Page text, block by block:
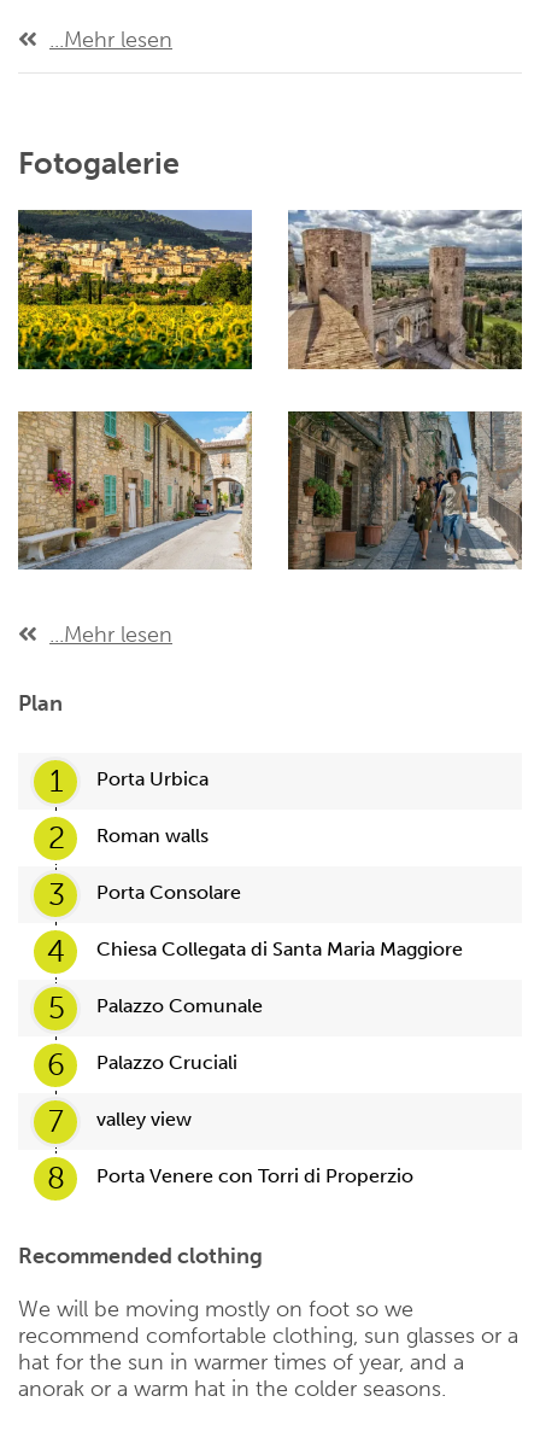
...Mehr lesen
Fotogalerie
...Mehr lesen
Plan
1 Porta Urbica
2 Roman walls
3 Porta Consolare
4 Chiesa Collegata di Santa Maria Maggiore
5 Palazzo Comunale
6 Palazzo Cruciali
7 valley view
8 Porta Venere con Torri di Properzio
Recommended clothing
We will be moving mostly on foot so we
recommend comfortable clothing, sun glasses or a
hat for the sun in warmer times of year, and a
anorak or a warm hat in the colder seasons.